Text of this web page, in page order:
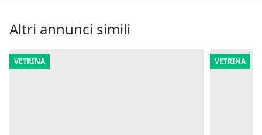
Altri annunci simili
VETRINA VETRINA